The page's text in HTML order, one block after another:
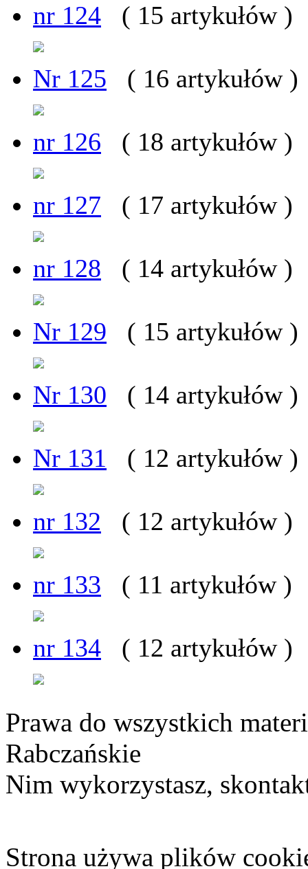
nr 124 ( 15 artykułów )
Nr 125 ( 16 artykułów )
nr 126 ( 18 artykułów )
nr 127 ( 17 artykułów )
nr 128 ( 14 artykułów )
Nr 129 ( 15 artykułów )
Nr 130 ( 14 artykułów )
Nr 131 ( 12 artykułów )
nr 132 ( 12 artykułów )
nr 133 ( 11 artykułów )
nr 134 ( 12 artykułów )
Prawa do wszystkich
Rabczańskie
Nim wykorzystasz,
Strona używa plików